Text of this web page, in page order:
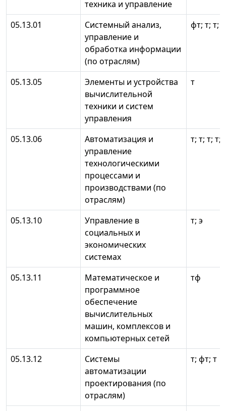
техника и управление
05.13.01
Системный анализ,
управление и
обработка информации
(по отраслям)
фт; т; т;
05.13.05
Элементы и устройства
вычислительной
техники и систем
управления
т
05.13.06
Автоматизация и
управление
технологическими
процессами и
производствами (по
отраслям)
т; т; т; т;
05.13.10
Управление в
социальных и
экономических
системах
т; э
05.13.11
Математическое и
программное
обеспечение
вычислительных
машин, комплексов и
компьютерных сетей
тф
05.13.12
Системы
автоматизации
проектирования (по
отраслям)
т; фт; т